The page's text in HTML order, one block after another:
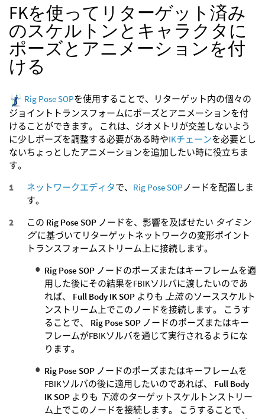
FKを使ってリターゲット済み
のスケルトンとキャラクタに
ポーズとアニメーションを付
ける
Rig Pose SOPを使用することで、リターゲット内の個々の
ジョイントトランスフォームにポーズとアニメーションを付
けることができます。 これは、ジオメトリが交差しないよう
に少しポーズを調整する必要がある時やIKチェーンを必要とし
ないちょっとしたアニメーションを追加したい時に役立ちま
す。
ネットワークエディタで、 Rig Pose SOP ノードを配置しま
す。
この Rig Pose SOP ノードを、影響を及ばせたい タイミン
グに基づいてリターゲットネットワークの変形ポイント
トランスフォームストリーム上に接続します。
Rig Pose SOP ノードのポーズまたはキーフレームを適
用した後にその結果をFBIKソルバに渡したいのであ
れば、 Full Body IK SOP よりも 上流のソーススケルト
ンストリーム上でこのノードを接続します。 こうす
ることで、 Rig Pose SOP ノードのポーズまたはキー
フレームがFBIKソルバを通じて実行されるようにな
ります。
Rig Pose SOP ノードのポーズまたはキーフレームを
FBIKソルバの後に適用したいのであれば、 Full Body
IK SOP よりも 下流のターゲットスケルトンストリー
ム上でこのノードを接続します。 こうすることで、